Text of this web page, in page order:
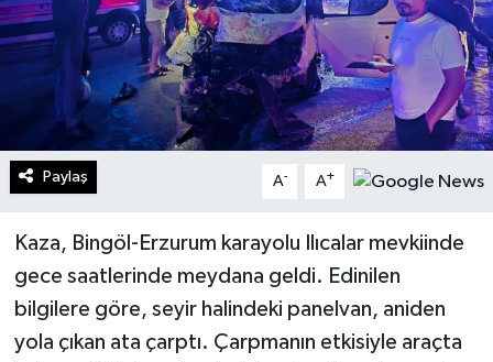
Paylaş A- A+
Kaza, Bingöl-Erzurum karayolu Ilıcalar mevkiinde
gece saatlerinde meydana geldi. Edinilen
bilgilere göre, seyir halindeki panelvan, aniden
yola çıkan ata çarptı. Çarpmanın etkisiyle araçta
Lider Haber TV Canlı Yayın izle